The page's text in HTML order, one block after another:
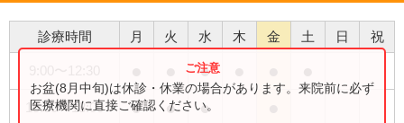
診療時間 月 火 水 木 金 土 日 祝
●
15:00〜18:00 ● ● ●
お盆(8月中旬)は休診・休業の場合があります。来院前に必ず
医療機関に直接ご確認ください。